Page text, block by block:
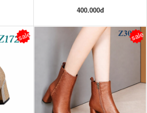
400.000đ
sale sale